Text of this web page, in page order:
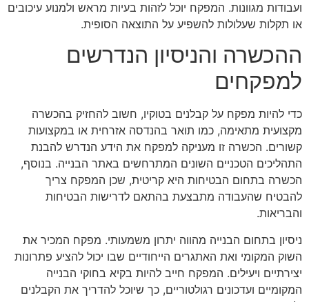
ועבודות מגוונות. המפקח יוכל לזהות בעיות מראש ולמנוע עיכובים
או תקלות שעלולות להשפיע על התוצאה הסופית.
ההכשרה והניסיון הנדרשים
למפקחים
כדי להיות מפקח על קבלנים בטוקיו, חשוב להחזיק בהכשרה
מקצועית מתאימה, כמו תואר בהנדסה אזרחית או במקצועות
קשורים. הכשרה זו מעניקה למפקח את הידע הנדרש להבנת
התהליכים הטכניים השונים המתרחשים באתר הבנייה. בנוסף,
הכשרה בתחום הבטיחות היא קריטית, שכן המפקח צריך
להבטיח שהעבודה מתבצעת בהתאם לדרישות הבטיחות
והבריאות.
ניסיון בתחום הבנייה מהווה יתרון משמעותי. מפקח המכיר את
השוק המקומי ואת האתגרים הייחודיים שבו יכול להציע פתרונות
יצירתיים ויעילים. המפקח חייב להיות בקיא בחוקי הבנייה
המקומיים ועדכונים רגולטוריים, כך שיוכל להדריך את הקבלנים